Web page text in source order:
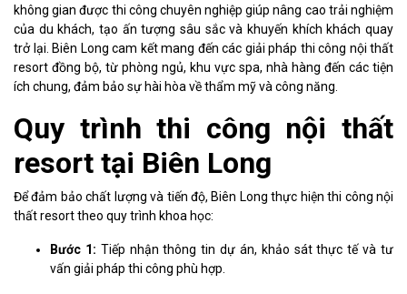
không gian được thi công chuyên nghiệp giúp nâng cao trải nghiệm
của du khách, tạo ấn tượng sâu sắc và khuyến khích khách quay
trở lại. Biên Long cam kết mang đến các giải pháp thi công nội thất
resort đồng bộ, từ phòng ngủ, khu vực spa, nhà hàng đến các tiện
ích chung, đảm bảo sự hài hòa về thẩm mỹ và công năng.
Quy trình thi công nội thất
resort tại Biên Long
Để đảm bảo chất lượng và tiến độ, Biên Long thực hiện thi công nội
thất resort theo quy trình khoa học:
Bước 1: Tiếp nhận thông tin dự án, khảo sát thực tế và tư
vấn giải pháp thi công phù hợp.